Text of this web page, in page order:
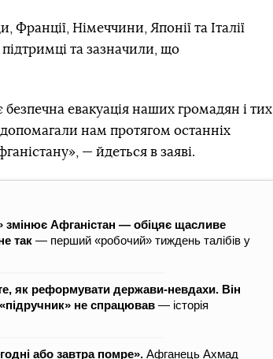
Німеччини, Японії та Італії
та зазначили, що
евакуація наших громадян і тих
нам протягом останніх
— йдеться в заяві.
змінює Афганістан — обіцяє щасливе
так — перший «робочий» тиждень талібів у
як реформувати держави-невдахи. Він
не спрацював ― історія
або завтра помре». Афганець Ахмад